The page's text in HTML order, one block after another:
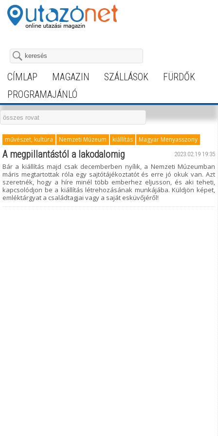
CÍMLAP MAGAZIN SZÁLLÁSOK
FÜRDŐK
PROGRAMAJÁNLÓ
művészet, kultúra Nemzeti Múzeum kiállítás Magyar Menyasszony
2023.02.19 19:35
A megpillantástól a lakodalomig
Bár a kiállítás majd csak decemberben nyílik, a Nemzeti Múzeumban
máris megtartottak róla egy sajtótájékoztatót és erre jó okuk van. Azt
szeretnék, hogy a híre minél több emberhez eljusson, és aki teheti,
kapcsolódjon be a kiállítás létrehozásának munkájába. Küldjön képet,
emléktárgyat a családtagjai vagy a saját esküvőjéről!